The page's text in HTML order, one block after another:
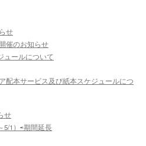
せ
催のお知らせ
ュールについて
配本サービス及び紙本スケジュールにつ
せ
5/1）⇨期間延長